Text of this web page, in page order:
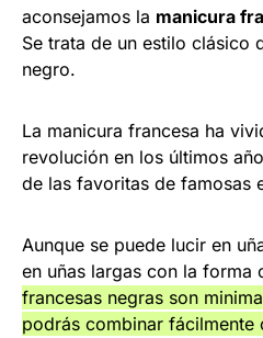
aconsejamos la manicura
Se trata de un estilo clásico
negro.
La manicura francesa ha
revolución en los últimos
de las favoritas de famosas
Aunque se puede lucir en
en uñas largas con la forma
francesas negras son
podrás combinar fácilmente